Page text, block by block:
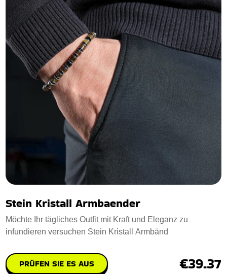
Stein Kristall Armbaender
Möchte Ihr tägliches Outfit mit Kraft und Eleganz zu
infundieren versuchen Stein Kristall Armbänd
PRÜFEN SIE ES AUS €39.37